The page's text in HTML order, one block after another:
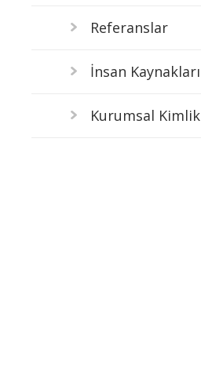
Referanslar
İnsan Kaynakları
Kurumsal Kimlik